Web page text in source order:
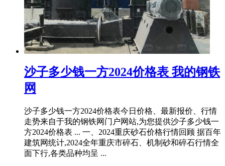
沙子多少钱一方2024价格表 我的钢铁
网
沙子多少钱一方2024价格表今日价格、最新报价、行情
走势来自于我的钢铁网门户网站,为您提供沙子多少钱一
方2024价格表 ... 一、2024重庆砂石价格行情回顾 据百年
建筑网统计,2024全年重庆市碎石、机制砂和碎石行情全
面下行,各类品种均呈 ...